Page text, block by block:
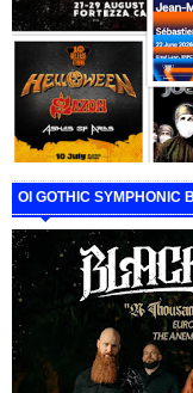
ΟΙ GOTHIC